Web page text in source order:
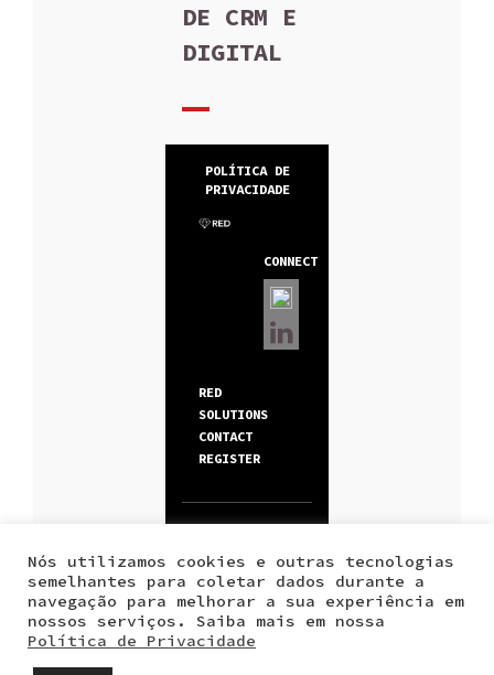
DE CRM E
DIGITAL
POLÍTICA DE
PRIVACIDADE
CONNECT
RED
SOLUTIONS
CONTACT
REGISTER
CONSULTING
Nós utilizamos cookies e outras tecnologias
semelhantes para coletar dados durante a
navegação para melhorar a sua experiência em
nossos serviços. Saiba mais em nossa
Política de Privacidade